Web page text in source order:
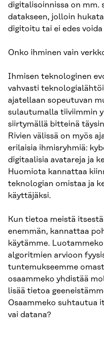
digitalisoinnissa on mm.
datakseen, jolloin
digitoitu tai ei edes
Onko ihminen vain
Ihmisen teknologinen
vahvasti
ajatellaan sopeutuvan
sulautumalla tiiviimmin
siirtymällä bitteinä
Rivien välissä on myös
erilaisia ihmisryhmiä:
digitaalisia avatareja ja
Huomiota kannattaa
teknologian omistaa ja
käyttäjäksi.
Kun tietoa meistä
enemmän, kannattaa
käytämme.
algoritmien arvioon
tuntemukseemme
osaammeko yhdistää
lisää tietoa
Osaammeko suhtautua
vai datana?